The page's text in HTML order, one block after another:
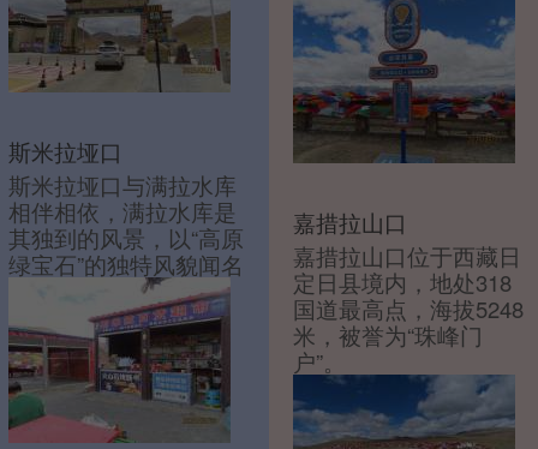
斯米拉垭口
斯米拉垭口与满拉水库
相伴相依，满拉水库是
其独到的风景，以“高原
绿宝石”的独特风貌闻名
嘉措拉山口
嘉措拉山口位于西藏日
定日县境内，地处318
国道最高点，海拔5248
米，被誉为“珠峰门
户”。